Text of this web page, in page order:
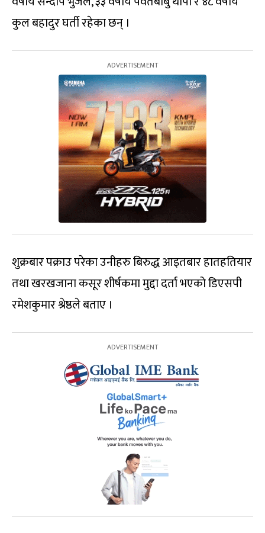
कुल बहादुर घर्ती रहेका छन् ।
शुक्रबार पक्राउ परेका उनीहरु बिरुद्ध आइतबार हातहतियार
तथा खरखजाना कसूर शीर्षकमा मुद्दा दर्ता भएको डिएसपी
रमेशकुमार श्रेष्ठले बताए ।